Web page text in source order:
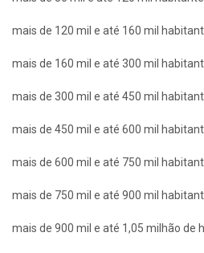
mais de 120 mil e até 160 mil
mais de 160 mil e até 300 mil
mais de 300 mil e até 450 mil
mais de 450 mil e até 600 mil
mais de 600 mil e até 750 mil
mais de 750 mil e até 900 mil
mais de 900 mil e até 1,05 milhão de